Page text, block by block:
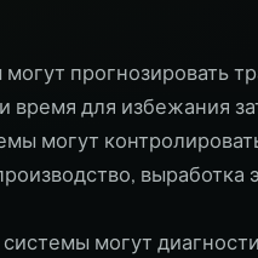
прогнозировать
время для избежания
могут
выработка
могут